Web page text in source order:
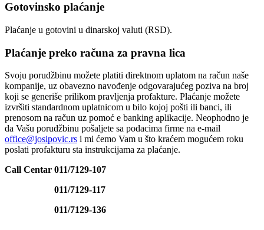
Gotovinsko plaćanje
Plaćanje u gotovini u dinarskoj valuti (RSD).
Plaćanje preko računa za pravna lica
Svoju porudžbinu možete platiti direktnom uplatom na račun naše
kompanije, uz obavezno navođenje odgovarajućeg poziva na broj
koji se generiše prilikom pravljenja profakture. Plaćanje možete
izvršiti standardnom uplatnicom u bilo kojoj pošti ili banci, ili
prenosom na račun uz pomoć e banking aplikacije. Neophodno je
da Vašu porudžbinu pošaljete sa podacima firme na e-mail
office@josipovic.rs i mi ćemo Vam u što kraćem mogućem roku
poslati profakturu sta instrukcijama za plaćanje.
Call Centar 011/7129-107
011/7129-117
011/7129-136